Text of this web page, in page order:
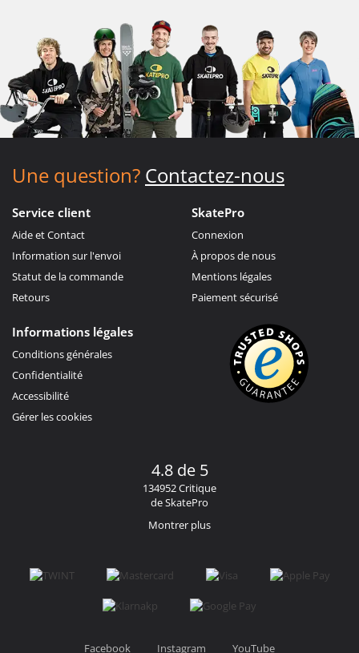
Une question? Contactez-nous
Service client
Aide et Contact
Information sur l'envoi
Statut de la commande
Retours
SkatePro
Connexion
À propos de nous
Mentions légales
Paiement sécurisé
Informations légales
Conditions générales
Confidentialité
Accessibilité
Gérer les cookies
4.8 de 5
134952 Critique
de SkatePro
Montrer plus
Facebook Instagram YouTube